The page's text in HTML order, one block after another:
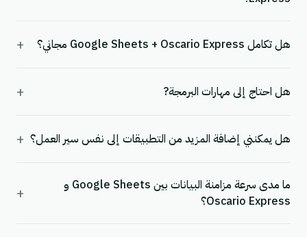
هل تكامل Google Sheets + Oscario Express مجاني؟ +
هل احتاج إلى مهارات البرمجة? +
هل يمكنني إضافة المزيد من التطبيقات إلى نفس سير العمل؟ +
ما مدى سرعة مزامنة البيانات بين Google Sheets و
Oscario Express؟
+